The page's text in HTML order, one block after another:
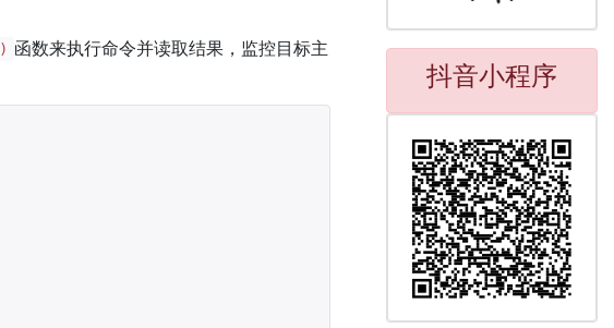
函数来执行命令并读取结果，监控目标主
抖音小程序